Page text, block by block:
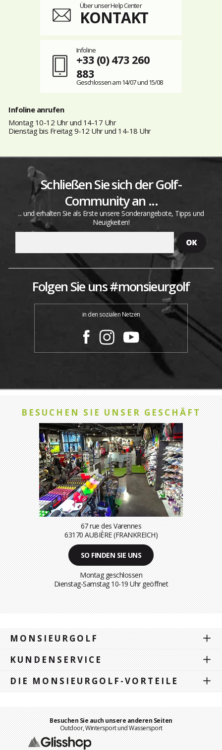
Über unser Help Center
KONTAKT
Infoline
+33 (0) 473 260
883
Geschlossen am 14/07 und 15/08
Infoline anrufen
Montag 10-12 Uhr und 14-17 Uhr
Dienstag bis Freitag 9-12 Uhr und 14-18 Uhr
Schließen Sie sich der Golf-
Community an ...
... und erhalten Sie als Erste unsere Sonderangebote, Tipps und
Neuigkeiten!
Folgen Sie uns #monsieurgolf
in den sozialen Netzen
BESUCHEN SIE UNSER GESCHÄFT
67 rue des Varennes
63170 AUBIÈRE (FRANKREICH)
SO FINDEN SIE UNS
Montag geschlossen
Dienstag-Samstag 10-19 Uhr geöffnet
MONSIEURGOLF
KUNDENSERVICE
DIE MONSIEURGOLF-VORTEILE
Besuchen Sie auch unsere anderen Seiten
Outdoor, Wintersport und Wassersport